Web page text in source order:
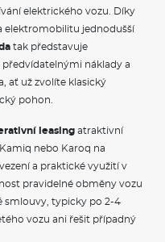
elektrického vozu. Díky
elektromobilitu jednodušší
tak představuje
náklady a
ať už zvolíte klasický
pohon.
leasing atraktivní
nebo Karoq na
a praktické využití v
pravidelné obměny vozu
smlouvy, typicky po 2-4
vozu ani řešit případný